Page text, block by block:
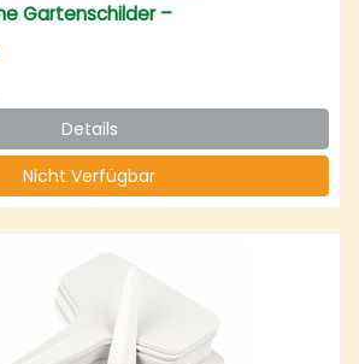
Gartenschilder –
– Schilder für Baumschulen
Details
Nicht Verfügbar